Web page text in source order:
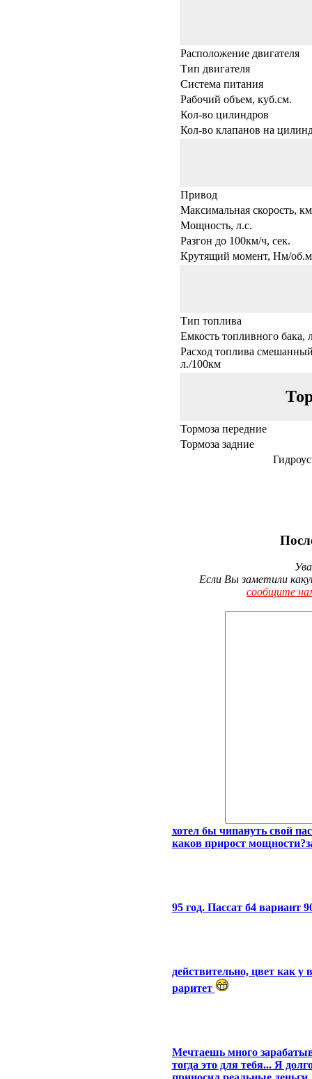
Расположение двигателя
Тип двигателя
Система питания
Рабочий объем, куб.см.
Кол-во цилиндров
Кол-во клапанов на
Привод
Максимальная скорость,
Мощность, л.с.
Разгон до 100км/ч, сек.
Крутящий момент, Нм/
Тип топлива
Емкость топливного бака,
Расход топлива
л./100км
Тормоза передние
Тормоза задние
Если Вы заметили
сообщите
хотел бы чипануть свой
каков прирост
95 год. Пассат б4 вариант
действительно, цвет как
раритет
Мечтаешь много
тогда это для тебя... Я